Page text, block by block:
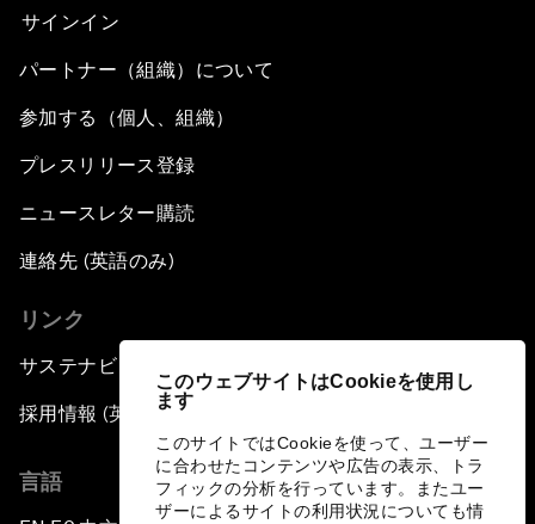
このウェブサイトはCookieを使用し
ます
このサイトではCookieを使って、ユーザー
に合わせたコンテンツや広告の表示、トラ
フィックの分析を行っています。またユー
ザーによるサイトの利用状況についても情
サインイン
パートナー（組織）について
参加する（個人、組織）
プレスリリース登録
ニュースレター購読
連絡先 (英語のみ)
リンク
サステナビリティへの取り組み
採用情報 (英語のみ)
言語